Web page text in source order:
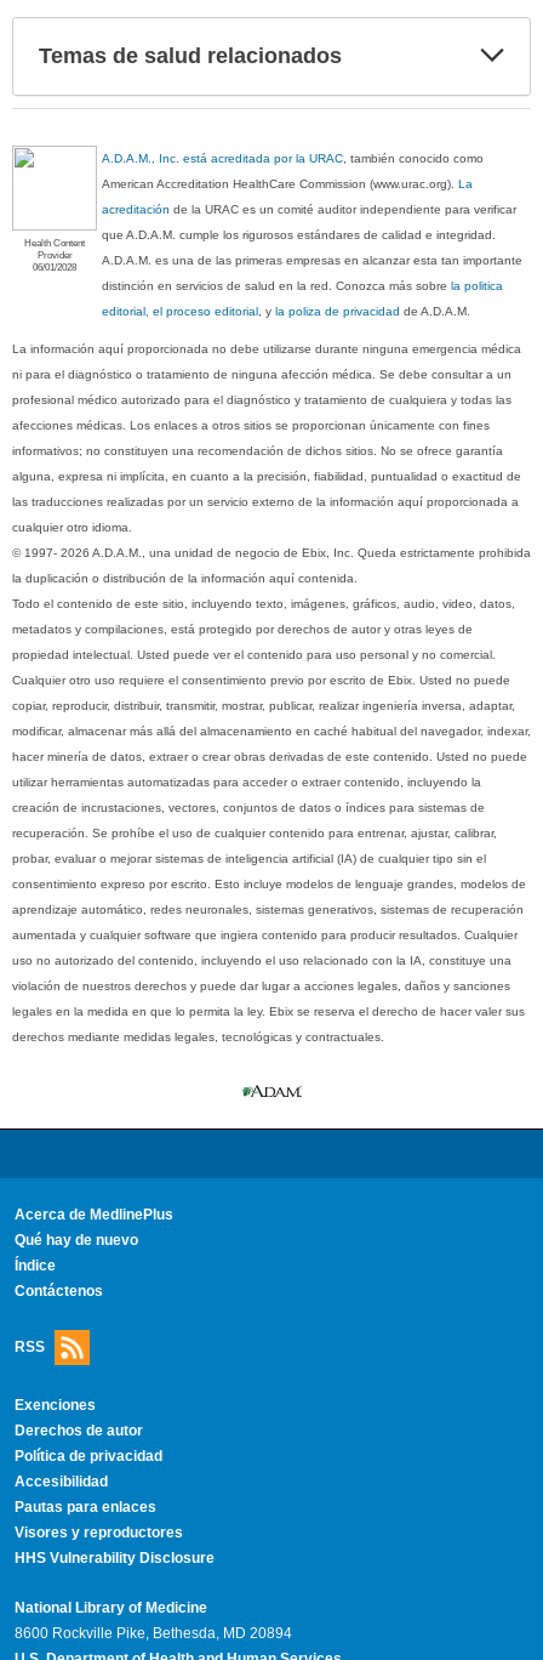
Temas de salud relacionados
Health Content
Provider
06/01/2028
A.D.A.M., Inc. está acreditada por la URAC, también conocido como
American Accreditation HealthCare Commission (www.urac.org).La
acreditación de la URAC es un comité auditor independiente para verificar
que A.D.A.M. cumple los rigurosos estándares de calidad e integridad.
A.D.A.M. es una de las primeras empresas en alcanzar esta tan importante
distinción en servicios de salud en la red. Conozca más sobrela politica
editorial, el proceso editorial, yla poliza de privacidad de A.D.A.M.
La información aquí proporcionada no debe utilizarse durante ninguna emergencia médica
ni para el diagnóstico o tratamiento de ninguna afección médica. Se debe consultar a un
profesional médico autorizado para el diagnóstico y tratamiento de cualquiera y todas las
afecciones médicas. Los enlaces a otros sitios se proporcionan únicamente con fines
informativos; no constituyen una recomendación de dichos sitios. No se ofrece garantía
alguna, expresa ni implícita, en cuanto a la precisión, fiabilidad, puntualidad o exactitud de
las traducciones realizadas por un servicio externo de la información aquí proporcionada a
cualquier otro idioma.
© 1997- 2026 A.D.A.M., una unidad de negocio de Ebix, Inc. Queda estrictamente prohibida
la duplicación o distribución de la información aquí contenida.
Todo el contenido de este sitio, incluyendo texto, imágenes, gráficos, audio, video, datos,
metadatos y compilaciones, está protegido por derechos de autor y otras leyes de
propiedad intelectual. Usted puede ver el contenido para uso personal y no comercial.
Cualquier otro uso requiere el consentimiento previo por escrito de Ebix. Usted no puede
copiar, reproducir, distribuir, transmitir, mostrar, publicar, realizar ingeniería inversa, adaptar,
modificar, almacenar más allá del almacenamiento en caché habitual del navegador, indexar,
hacer minería de datos, extraer o crear obras derivadas de este contenido. Usted no puede
utilizar herramientas automatizadas para acceder o extraer contenido, incluyendo la
creación de incrustaciones, vectores, conjuntos de datos o índices para sistemas de
recuperación. Se prohíbe el uso de cualquier contenido para entrenar, ajustar, calibrar,
probar, evaluar o mejorar sistemas de inteligencia artificial (IA) de cualquier tipo sin el
consentimiento expreso por escrito. Esto incluye modelos de lenguaje grandes, modelos de
aprendizaje automático, redes neuronales, sistemas generativos, sistemas de recuperación
aumentada y cualquier software que ingiera contenido para producir resultados. Cualquier
uso no autorizado del contenido, incluyendo el uso relacionado con la IA, constituye una
violación de nuestros derechos y puede dar lugar a acciones legales, daños y sanciones
legales en la medida en que lo permita la ley. Ebix se reserva el derecho de hacer valer sus
derechos mediante medidas legales, tecnológicas y contractuales.
Acerca de MedlinePlus
Qué hay de nuevo
Índice
Contáctenos
RSS
Exenciones
Derechos de autor
Política de privacidad
Accesibilidad
Pautas para enlaces
Visores y reproductores
HHS Vulnerability Disclosure
National Library of Medicine
8600 Rockville Pike, Bethesda, MD 20894